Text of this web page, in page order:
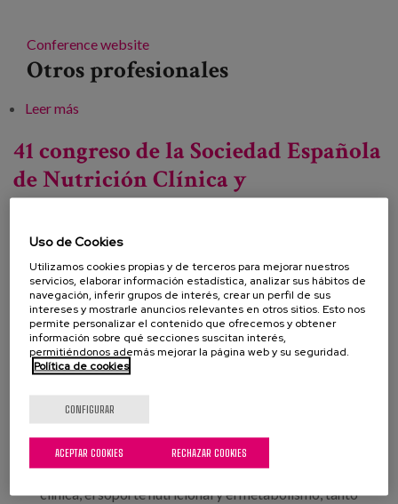
Conference website
Otros profesionales
Leer más
41 congreso de la Sociedad Española
de Nutrición Clínica y
Metabolismo
Fecha:
Tipo:Congreso
Línea de conocimiento:
Localización:Pamplona
El encuentro científico, organizado por la Sociedad
Española de Nutrición Clínica y Metabolismo,
abordará temas clave relacionados con la nutrición
clínica, el soporte nutricional y el metabolismo, tanto
Uso de Cookies
Utilizamos cookies propias y de terceros para mejorar nuestros
servicios, elaborar información estadística, analizar sus hábitos de
navegación, inferir grupos de interés, crear un perfil de sus
intereses y mostrarle anuncios relevantes en otros sitios. Esto nos
permite personalizar el contenido que ofrecemos y obtener
información sobre qué secciones suscitan interés,
permitiéndonos además mejorar la página web y su seguridad.
Política de cookies
CONFIGURAR
RECHAZAR COOKIES
ACEPTAR COOKIES